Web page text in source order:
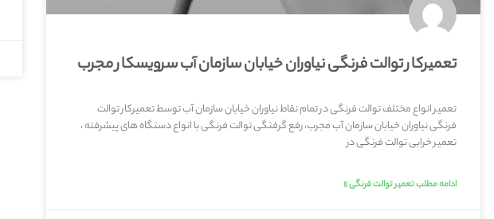
تعمیرکار توالت فرنگی نیاوران خیابان سازمان آب سرویسکار مجرب
تعمیر انواع مختلف توالت فرنگی در تمام نقاط نیاوران خیابان سازمان آب توسط تعمیرکار توالت
فرنگی نیاوران خیابان سازمان آب مجرب، رفع گرفتگی توالت فرنگی با انواع دستگاه های پیشرفته ،
تعمیر خرابی توالت فرنگی در
ادامه مطلب تعمیر توالت فرنگی »